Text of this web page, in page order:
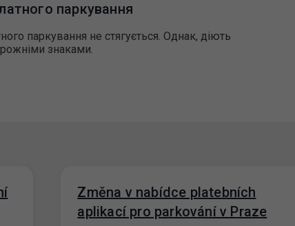
паркування
паркування не стягується. Однак, діють
знаками.
Změna v nabídce platebních
aplikací pro parkování v Praze